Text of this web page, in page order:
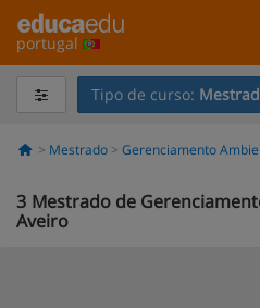
portugal
Tipo de curso:
Mestrado Gerenciamento
3 Mestrado de
Aveiro